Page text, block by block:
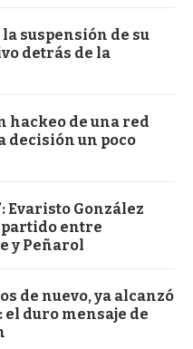
suspensión de su
detrás de la
hackeo de una red
decisión un poco
Evaristo González
entre
y Peñarol
de nuevo, ya alcanzó
el duro mensaje de